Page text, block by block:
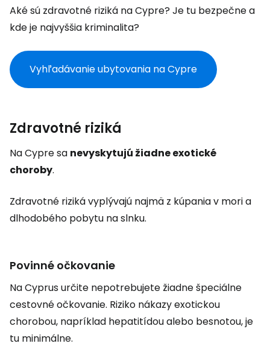
Aké sú zdravotné riziká na Cypre? Je tu bezpečne a
kde je najvyššia kriminalita?
Vyhľadávanie ubytovania na Cypre
Zdravotné riziká
Na Cypre sa nevyskytujú žiadne exotické
choroby.
Zdravotné riziká vyplývajú najmä z kúpania v mori a
dlhodobého pobytu na slnku.
Povinné očkovanie
Na Cyprus určite nepotrebujete žiadne špeciálne
cestovné očkovanie. Riziko nákazy exotickou
chorobou, napríklad hepatitídou alebo besnotou, je
tu minimálne.